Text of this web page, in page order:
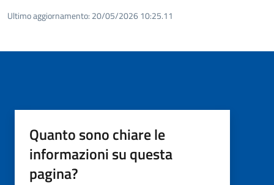
Ultimo aggiornamento: 20/05/2026 10:25.11
Quanto sono chiare le
informazioni su questa
pagina?